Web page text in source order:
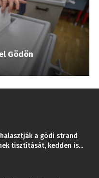
Gödön
a gödi strand
tisztítását, kedden is...